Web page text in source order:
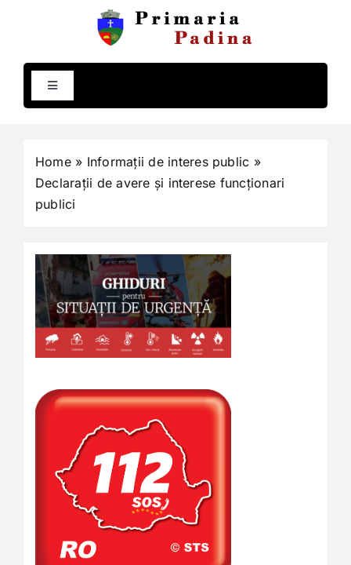
Toggle
Navigation
Primăria
Programe și strategii
Rapoarte și studii
Program de funcționare și audiențe
Consiliul Local
Informații de interes public
Home» Informații de interes public »
Declarații de avere și interese funcționari
publici